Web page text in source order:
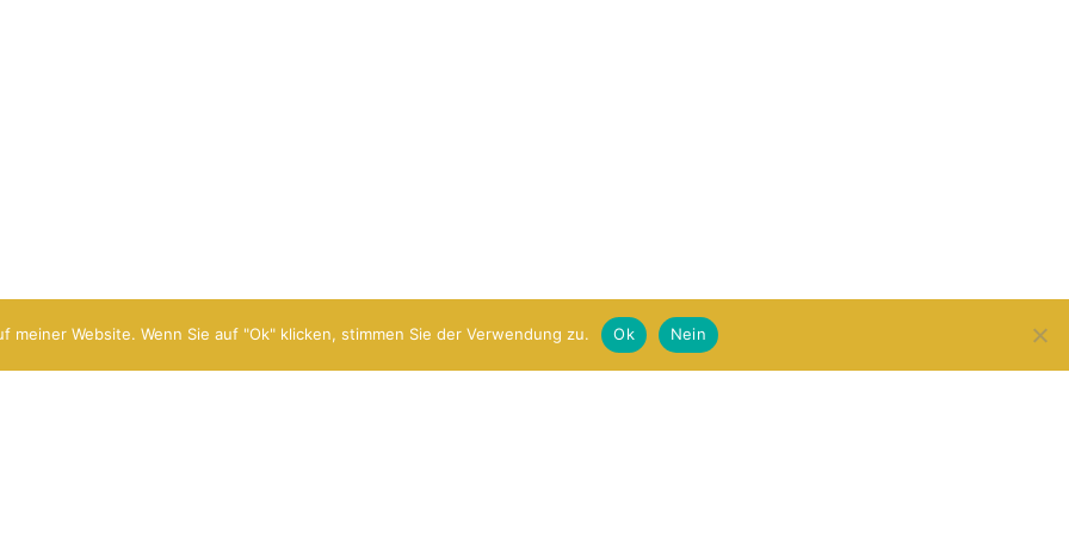
meiner Website. Wenn Sie auf "Ok" klicken, stimmen Sie der Verwendung zu. Ok Nein